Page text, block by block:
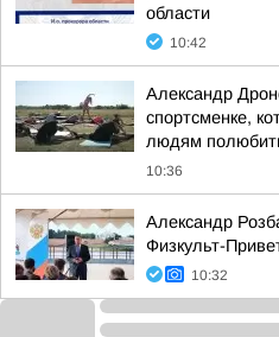
области
10:42
Александр
спортсменке,
людям
10:36
Александр
Физкульт-
10:32